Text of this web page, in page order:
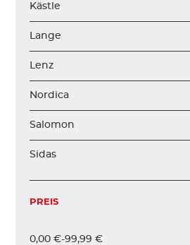
Kästle
Lange
Lenz
Nordica
Salomon
Sidas
PREIS
0,00 €-99,99 €